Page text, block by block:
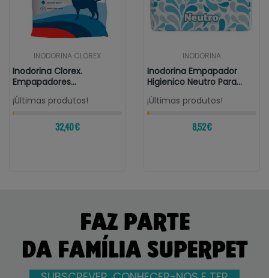
INODORINA CLOREX
Inodorina Clorex.
Empapadores
Clorhexidina Para...
¡Últimas produtos!
32,40 €
INODORINA
Inodorina Empapador
Higienico Neutro Para
Perros
¡Últimas produtos!
8,52 €
FAZ PARTE
DA FAMÍLIA SUPERPET